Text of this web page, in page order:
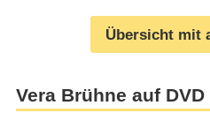
Übersicht mit
Vera Brühne auf